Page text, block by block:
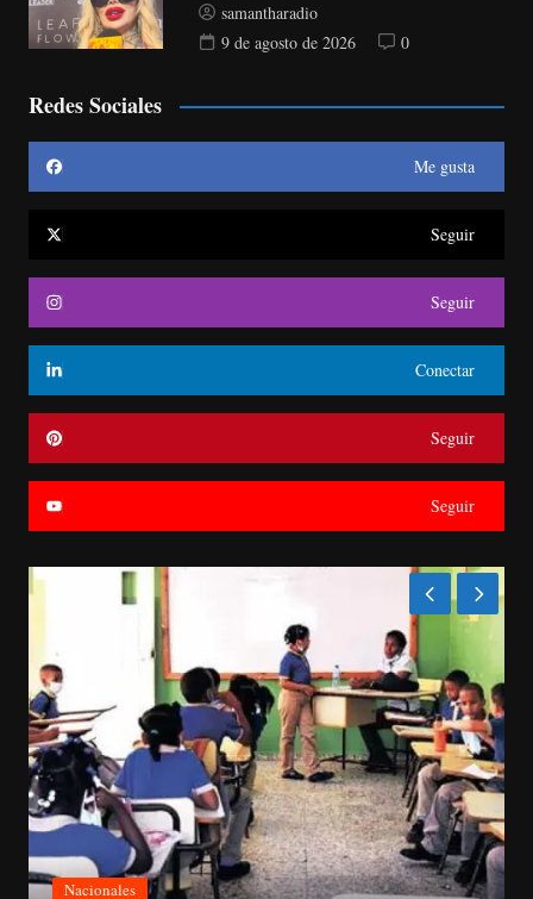
samantharadio
9 de agosto de 2026
0
Redes Sociales
Me gusta
Seguir
Seguir
Conectar
Seguir
Seguir